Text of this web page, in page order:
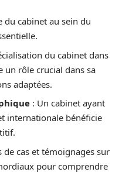
du cabinet au sein du
du cabinet dans
un rôle crucial dans sa
adaptées.
: Un cabinet ayant
internationale bénéficie
de cas et témoignages sur
pour comprendre